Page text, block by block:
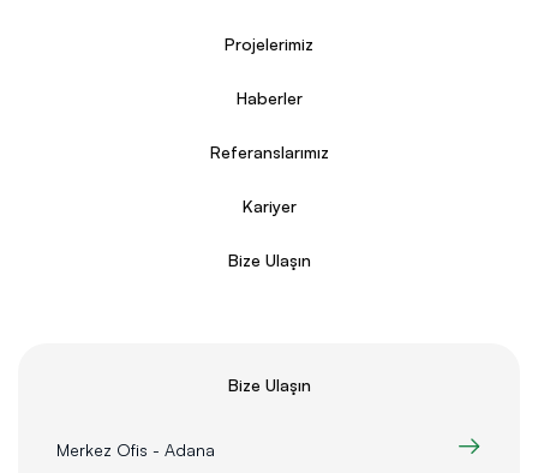
Bize Ulaşın
Merkez Ofis - Adana
Projelerimiz
Haberler
Referanslarımız
Kariyer
Bize Ulaşın